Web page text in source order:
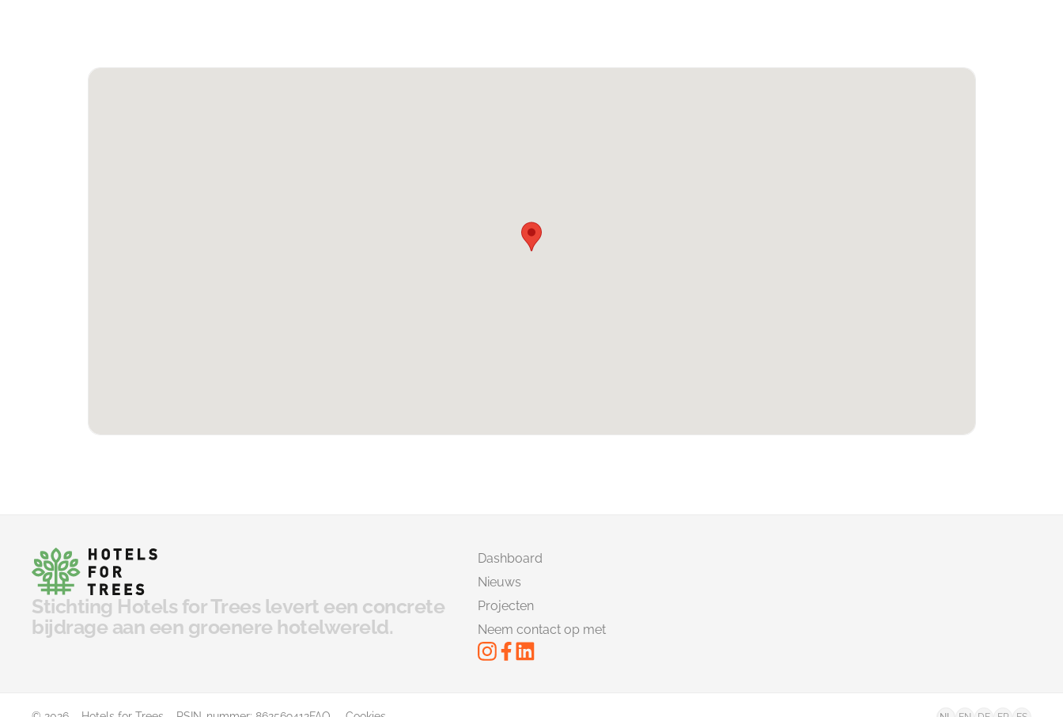
Stichting Hotels for Trees levert een concrete
bijdrage aan een groenere hotelwereld.
Dashboard
Nieuws
Projecten
Neem contact op met